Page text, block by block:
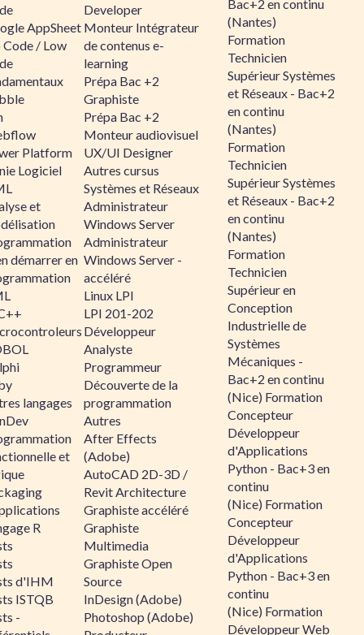
AppSheet
/ Low
Platform
Logiciel
et
démarrer en
langages
et
R
d'IHM
ISTQB
-
Developer
Monteur Intégrateur
de contenus e-
learning
Prépa Bac +2
Graphiste
Prépa Bac +2
Monteur audiovisuel
UX/UI Designer
Autres cursus
Systèmes et Réseaux
Administrateur
Windows Server
Administrateur
Windows Server -
accéléré
Linux LPI
LPI 201-202
Développeur
Analyste
Programmeur
Découverte de la
programmation
Autres
After Effects
(Adobe)
AutoCAD 2D-3D /
Revit Architecture
Graphiste accéléré
Graphiste
Multimedia
Graphiste Open
Source
InDesign (Adobe)
Photoshop (Adobe)
Bac+2 en continu
(Nantes)
Formation
Technicien
Supérieur Systèmes
et Réseaux - Bac+2
en continu
(Nantes)
Formation
Technicien
Supérieur Systèmes
et Réseaux - Bac+2
en continu
(Nantes)
Formation
Technicien
Supérieur en
Conception
Industrielle de
Systèmes
Mécaniques -
Bac+2 en continu
(Nice) Formation
Concepteur
Développeur
d'Applications
Python - Bac+3 en
continu
(Nice) Formation
Concepteur
Développeur
d'Applications
Python - Bac+3 en
continu
(Nice) Formation
Développeur Web